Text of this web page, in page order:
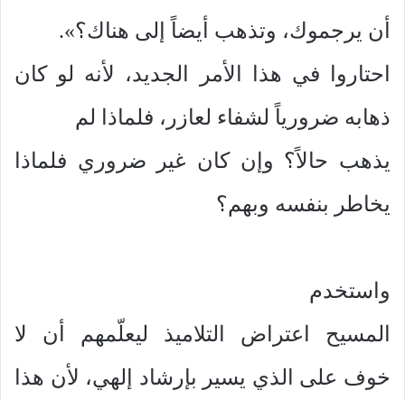
أن يرجموك، وتذهب أيضاً إلى هناك؟».
احتاروا في هذا الأمر الجديد، لأنه لو كان
ذهابه ضرورياً لشفاء لعازر، فلماذا لم
يذهب حالاً؟ وإن كان غير ضروري فلماذا
يخاطر بنفسه وبهم؟
واستخدم
المسيح اعتراض التلاميذ ليعلّمهم أن لا
خوف على الذي يسير بإرشاد إلهي، لأن هذا